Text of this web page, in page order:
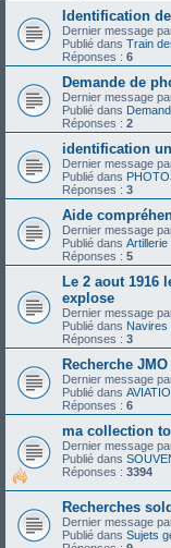
Identification
Dernier message
Publié dans Train
Réponses : 6
Demande de
Dernier message
Publié dans
Réponses : 2
identification
Dernier message
Publié dans
Réponses : 3
Aide
Dernier message
Publié dans Artillerie
Réponses : 5
Le 2 aout 1916
explose
Dernier message
Publié dans Navires
Réponses : 3
Recherche
Dernier message
Publié dans
Réponses : 6
ma collection
Dernier message
Publié dans
Réponses : 3394
Recherches
Dernier message
Publié dans Sujets